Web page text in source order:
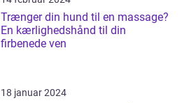
Trænger din hund til en massage?
En kærlighedshånd til din
firbenede ven
18 januar 2024